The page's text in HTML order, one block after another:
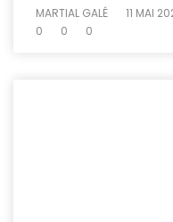
MARTIAL GALÉ
11 MAI
0
0 0